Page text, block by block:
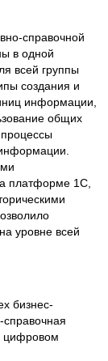
справочной
в одной
всей группы
создания и
информации,
общих
платформе 1С,
уровне всей
бизнес-
справочная
цифровом